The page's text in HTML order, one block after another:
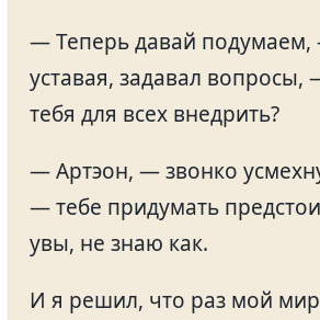
— Теперь давай подумаем,
уставая, задавал вопросы,
тебя для всех внедрить?
— Артэон, — звонко
— тебе придумать
увы, не знаю как.
И я решил, что раз мой мир